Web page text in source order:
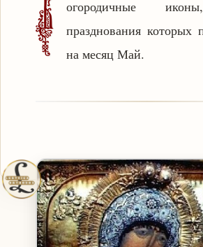
Б
огородичные
празднования которых
на месяц Май.